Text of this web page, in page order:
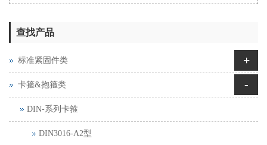
查找产品
标准紧固件类 +
卡箍&抱箍类 -
DIN-系列卡箍
DIN3016-A2型